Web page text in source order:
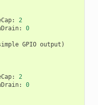
:
2
:
0
GPIO output )
:
2
:
0